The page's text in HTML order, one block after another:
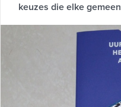
keuzes die elke